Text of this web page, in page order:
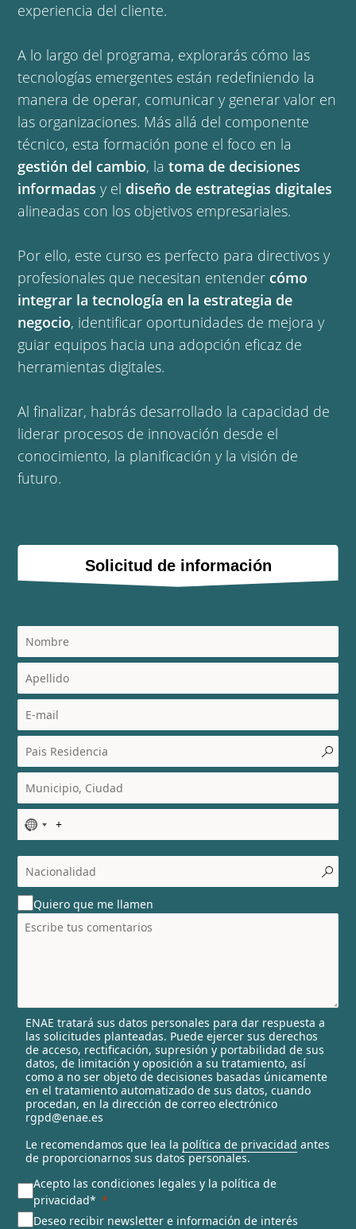
experiencia del cliente.
A lo largo del programa, explorarás cómo las
tecnologías emergentes están redefiniendo la
manera de operar, comunicar y generar valor en
las organizaciones. Más allá del componente
técnico, esta formación pone el foco en la
gestión del cambio, latoma de decisiones
informadas y el diseño de estrategias digitales
alineadas con los objetivos empresariales.
Por ello, este curso es perfecto para directivos y
profesionales que necesitan entender cómo
integrar la tecnología en la estrategia de
negocio, identificar oportunidades de mejora y
guiar equipos hacia una adopción eficaz de
herramientas digitales.
Al finalizar, habrás desarrollado la capacidad de
liderar procesos de innovación desde el
conocimiento, la planificación y la visión de
futuro.
Solicitud de información
N
o
c
o
u
n
t
l
e
c
t
e
d
Quiero que me llamen
ENAE tratará sus datos personales para dar respuesta a
las solicitudes planteadas. Puede ejercer sus derechos
de acceso, rectificación, supresión y portabilidad de sus
datos, de limitación y oposición a su tratamiento, así
como a no ser objeto de decisiones basadas únicamente
en el tratamiento automatizado de sus datos, cuando
procedan, en la dirección de correo electrónico
rgpd@enae.es
Le recomendamos que lea la política de privacidad antes
de proporcionarnos sus datos personales.
Acepto las condiciones legales y la política de
privacidad*
Deseo recibir newsletter e información de interés